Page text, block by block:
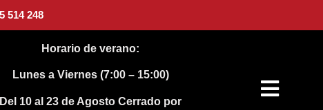
514 248
Horario de verano:
Lunes a Viernes (7:00 – 15:00)
Del 10 al 23 de AgostoCerrado por